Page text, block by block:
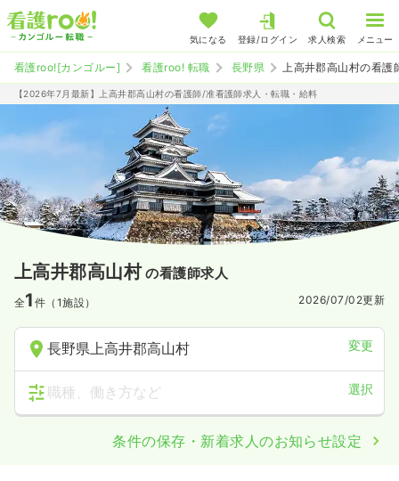
気になる 登録/ログイン 求人検索 メニュー
看護roo![カンゴルー] 看護roo! 転職 長野県 上高井郡高山村の看護
【2026年7月最新】上高井郡高山村の看護師/准看護師求人・転職・給料
上高井郡高山村 の看護師求人
全1 件（1施設） 2026/07/02更新
長野県上高井郡高山村 変更
職種、働き方など 選択
条件の保存・新着求人のお知らせ設定